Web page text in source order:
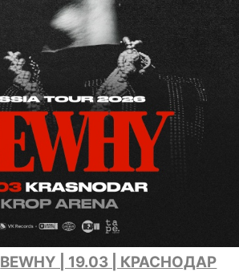
BEWHY | 19.03 | КРАСНОДАР